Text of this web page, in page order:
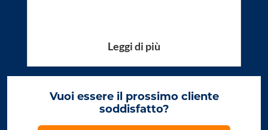
Leggi di più
Vuoi essere il prossimo cliente
soddisfatto?